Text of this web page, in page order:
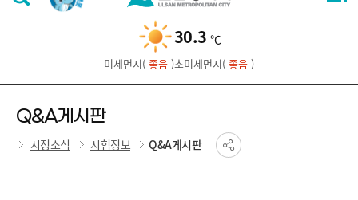
30.3 ℃
미세먼지( 좋음 )초미세먼지( 좋음 )
Q&A게시판
시정소식 시험정보 Q&A게시판